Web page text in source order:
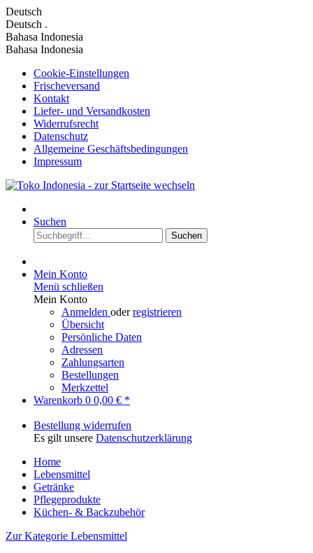
Deutsch
Deutsch .
Bahasa Indonesia
Bahasa Indonesia
Cookie-Einstellungen
Frischeversand
Kontakt
Liefer- und Versandkosten
Widerrufsrecht
Datenschutz
Allgemeine Geschäftsbedingungen
Impressum
Suchen
Suchen
Mein Konto
Menü schließen
Mein Konto
Anmelden oderregistrieren
Übersicht
Persönliche Daten
Adressen
Zahlungsarten
Bestellungen
Merkzettel
Warenkorb 0 0,00 € *
Bestellung widerrufen
Es gilt unsere Datenschutzerklärung
Home
Lebensmittel
Getränke
Pflegeprodukte
Küchen- & Backzubehör
Zur Kategorie Lebensmittel